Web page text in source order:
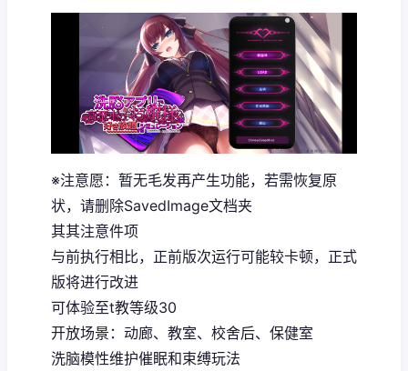
※注意愿 ：暂无毛发再产生功能，若需恢复原
状，请删除SavedImage文档夹
其其注意件项
与前执行相比，正前版次运行可能较卡顿，正式
版将进行改进
可体验至t教等级30
开放场景：动廊、教室、校舍后、保健室
洗脑模性维护催眠和束缚玩法